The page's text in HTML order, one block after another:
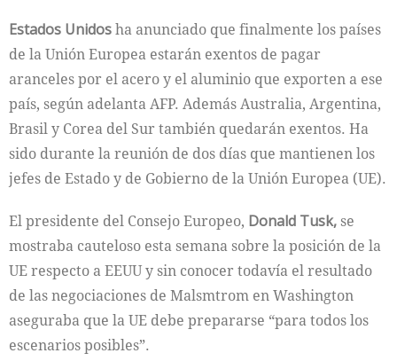
Estados Unidosha anunciado que finalmente los países
de la Unión Europea estarán exentos de pagar
aranceles por el acero y el aluminio que exporten a ese
país, según adelanta AFP. Además Australia, Argentina,
Brasil y Corea del Sur también quedarán exentos. Ha
sido durante la reunión de dos días que mantienen los
jefes de Estado y de Gobierno de la Unión Europea (UE).
El presidente del Consejo Europeo, Donald Tusk,se
mostraba cauteloso esta semana sobre la posición de la
UE respecto a EEUU y sin conocer todavía el resultado
de las negociaciones de Malsmtrom en Washington
aseguraba que la UE debe prepararse “para todos los
escenarios posibles”.